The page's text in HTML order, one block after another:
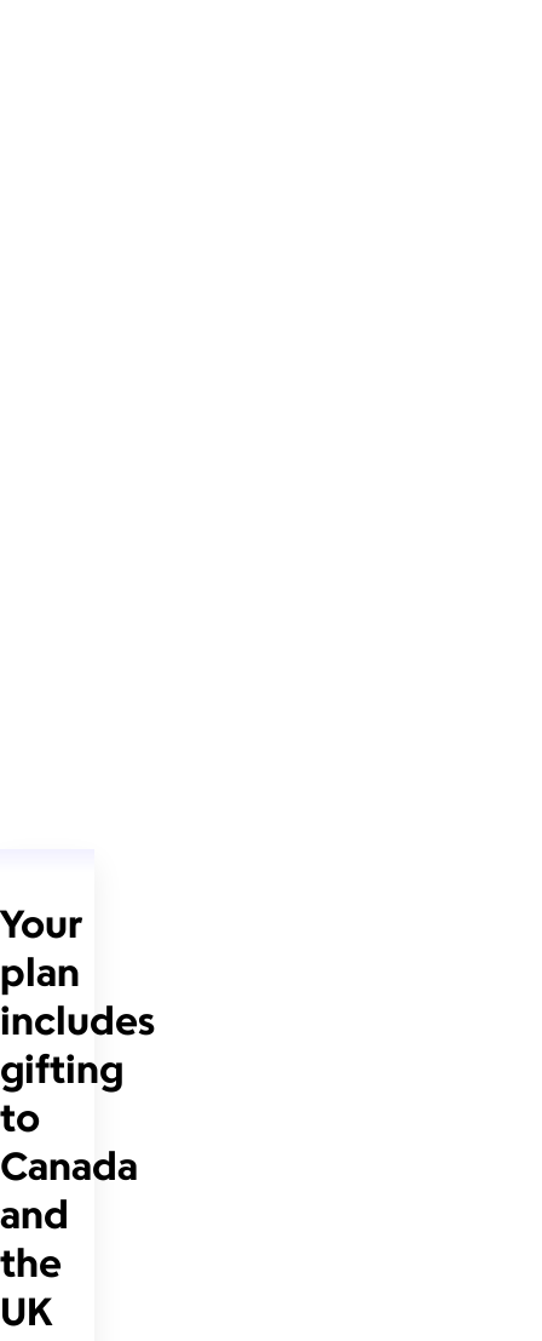
Your
plan
includes
gifting
to
Canada
and
the
UK